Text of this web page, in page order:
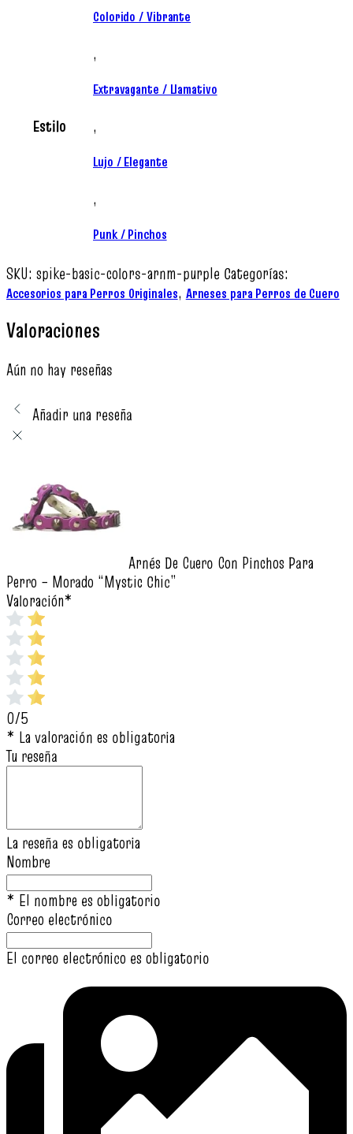
Estilo
Colorido / Vibrante
,
Extravagante / Llamativo
,
Lujo / Elegante
,
Punk / Pinchos
SKU: spike-basic-colors-arnm-purple Categorías:
Accesorios para Perros Originales, Arneses para Perros de Cuero
Valoraciones
Aún no hay reseñas
Añadir una reseña
Arnés De Cuero Con Pinchos Para
Perro – Morado “Mystic Chic”
Valoración*
0/5
* La valoración es obligatoria
Tu reseña
La reseña es obligatoria
Nombre
* El nombre es obligatorio
Correo electrónico
El correo electrónico es obligatorio